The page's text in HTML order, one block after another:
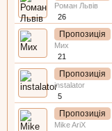
Роман Львів
26
Пропозиція
Мих
21
Пропозиція
instalator
5
Пропозиція
Mike AriX